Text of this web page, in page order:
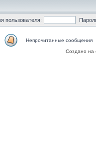
пользователя:
Непрочитанные сообщения
Создано на